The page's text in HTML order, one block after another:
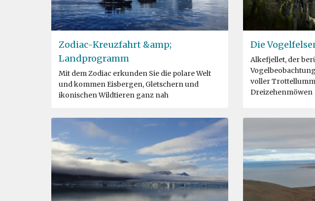
Zodiac-Kreuzfahrt &amp;
Landprogramm
Mit dem Zodiac erkunden Sie die polare Welt
und kommen Eisbergen, Gletschern und
ikonischen Wildtieren ganz nah
Die
Alkefjellet, der
voller
Dreizehenmöwen